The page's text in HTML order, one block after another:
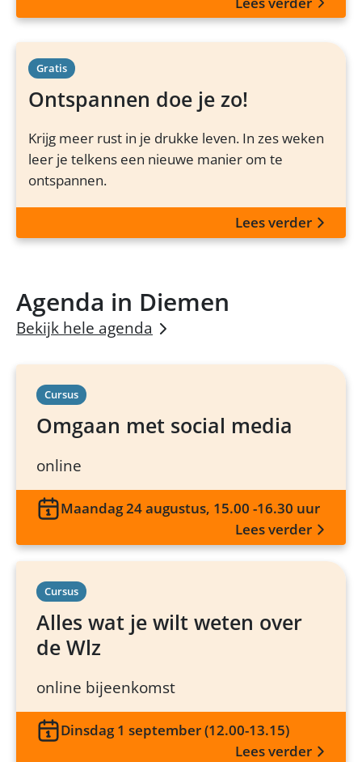
Gratis
Ontspannen doe je zo!
Krijg meer rust in je drukke leven. In zes weken
leer je telkens een nieuwe manier om te
ontspannen.
Lees verder
Agenda in Diemen
Bekijk hele agenda
Cursus
Omgaan met social media
online
Maandag 24 augustus, 15.00 -16.30 uur
Lees verder
Cursus
Alles wat je wilt weten over
de Wlz
online bijeenkomst
Dinsdag 1 september (12.00-13.15)
Lees verder